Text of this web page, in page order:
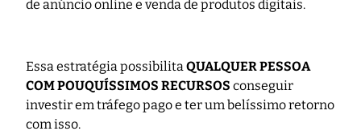
de anúncio online e venda de produtos digitais.
Essa estratégia possibilitaQUALQUER PESSOA
COM POUQUÍSSIMOS RECURSOS conseguir
investir em tráfego pago e ter um belíssimo retorno
com isso.